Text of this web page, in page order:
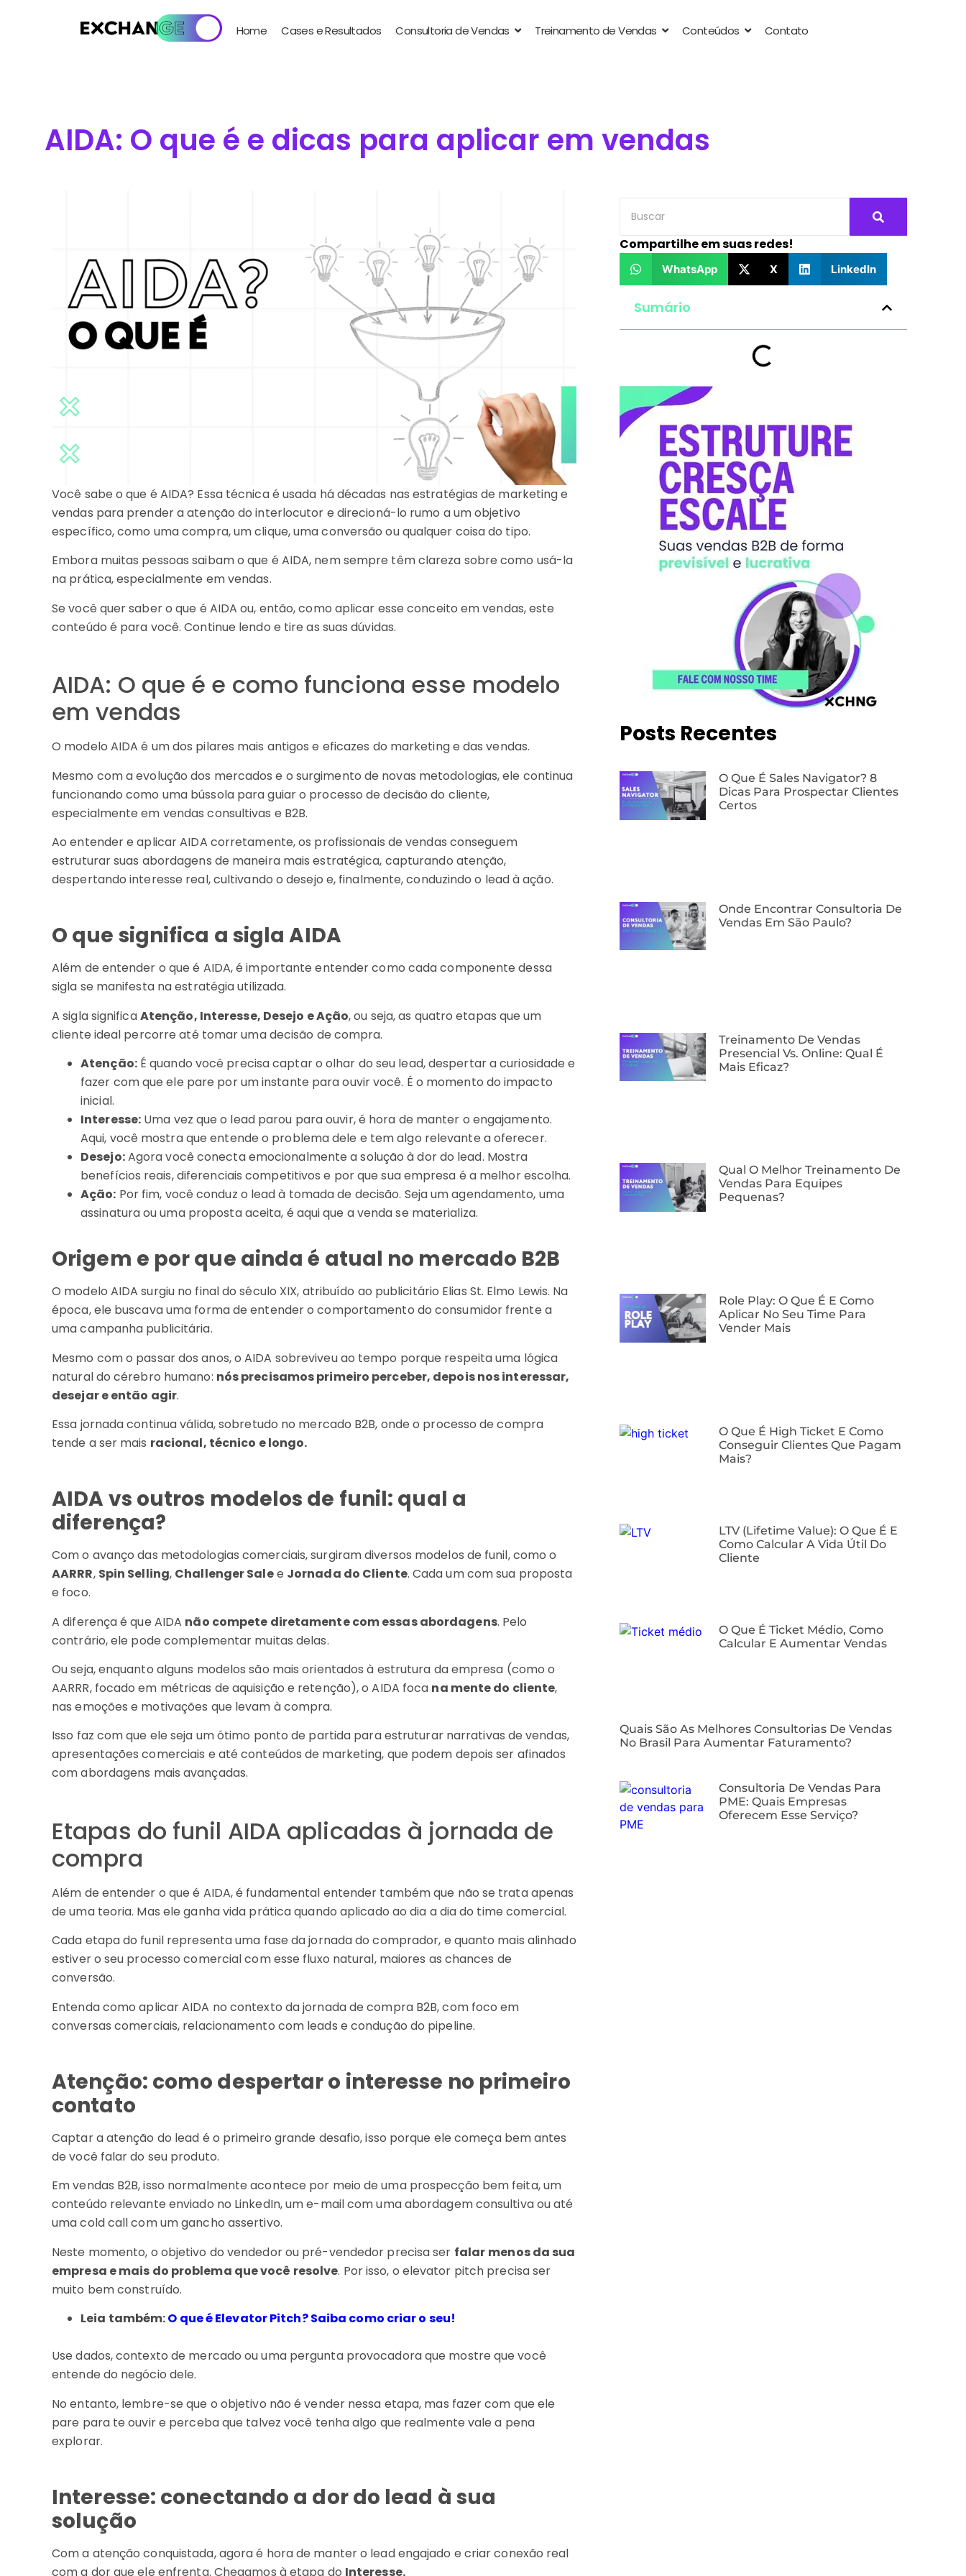
Home Cases e Resultados Consultoria de Vendas Treinamento de Vendas Conteúdos Contato
AIDA: O que é e dicas para aplicar em vendas
Você sabe o que é AIDA? Essa técnica é usada há décadas nas estratégias de marketing e
vendas para prender a atenção do interlocutor e direcioná-lo rumo a um objetivo
específico, como uma compra, um clique, uma conversão ou qualquer coisa do tipo.
Embora muitas pessoas saibam o que é AIDA, nem sempre têm clareza sobre como usá-la
na prática, especialmente em vendas.
Se você quer saber o que é AIDA ou, então, como aplicar esse conceito em vendas, este
conteúdo é para você. Continue lendo e tire as suas dúvidas.
AIDA: O que é e como funciona esse modelo
em vendas
O modelo AIDA é um dos pilares mais antigos e eficazes do marketing e das vendas.
Mesmo com a evolução dos mercados e o surgimento de novas metodologias, ele continua
funcionando como uma bússola para guiar o processo de decisão do cliente,
especialmente em vendas consultivas e B2B.
Ao entender e aplicar AIDA corretamente, os profissionais de vendas conseguem
estruturar suas abordagens de maneira mais estratégica, capturando atenção,
despertando interesse real, cultivando o desejo e, finalmente, conduzindo o lead à ação.
O que significa a sigla AIDA
Além de entender o que é AIDA, é importante entender como cada componente dessa
sigla se manifesta na estratégia utilizada.
A sigla significaAtenção, Interesse, Desejo e Ação, ou seja, as quatro etapas que um
cliente ideal percorre até tomar uma decisão de compra.
Atenção:É quando você precisa captar o olhar do seu lead, despertar a curiosidade e
fazer com que ele pare por um instante para ouvir você. É o momento do impacto
inicial.
Interesse: Uma vez que o lead parou para ouvir, é hora de manter o engajamento.
Aqui, você mostra que entende o problema dele e tem algo relevante a oferecer.
Desejo:Agora você conecta emocionalmente a solução à dor do lead. Mostra
benefícios reais, diferenciais competitivos e por que sua empresa é a melhor escolha.
Ação: Por fim, você conduz o lead à tomada de decisão. Seja um agendamento, uma
assinatura ou uma proposta aceita, é aqui que a venda se materializa.
Origem e por que ainda é atual no mercado B2B
O modelo AIDA surgiu no final do século XIX, atribuído ao publicitário Elias St. Elmo Lewis. Na
época, ele buscava uma forma de entender o comportamento do consumidor frente a
uma campanha publicitária.
Mesmo com o passar dos anos, o AIDA sobreviveu ao tempo porque respeita uma lógica
natural do cérebro humano: nós precisamos primeiro perceber, depois nos interessar,
desejar e então agir.
Essa jornada continua válida, sobretudo no mercado B2B, onde o processo de compra
tende a ser mais racional, técnico e longo.
AIDA vs outros modelos de funil: qual a
diferença?
Com o avanço das metodologias comerciais, surgiram diversos modelos de funil, como o
AARRR, Spin Selling, Challenger Salee Jornada do Cliente. Cada um com sua proposta
e foco.
A diferença é que AIDA não compete diretamente com essas abordagens. Pelo
contrário, ele pode complementar muitas delas.
Ou seja, enquanto alguns modelos são mais orientados à estrutura da empresa (como o
AARRR, focado em métricas de aquisição e retenção), o AIDA foca na mente do cliente,
nas emoções e motivações que levam à compra.
Isso faz com que ele seja um ótimo ponto de partida para estruturar narrativas de vendas,
apresentações comerciais e até conteúdos de marketing, que podem depois ser afinados
com abordagens mais avançadas.
Etapas do funil AIDA aplicadas à jornada de
compra
Além de entender o que é AIDA, é fundamental entender também que não se trata apenas
de uma teoria. Mas ele ganha vida prática quando aplicado ao dia a dia do time comercial.
Cada etapa do funil representa uma fase da jornada do comprador, e quanto mais alinhado
estiver o seu processo comercial com esse fluxo natural, maiores as chances de
conversão.
Entenda como aplicar AIDA no contexto da jornada de compra B2B, com foco em
conversas comerciais, relacionamento com leads e condução do pipeline.
Atenção: como despertar o interesse no primeiro
contato
Captar a atenção do lead é o primeiro grande desafio, isso porque ele começa bem antes
de você falar do seu produto.
Em vendas B2B, isso normalmente acontece por meio de uma prospecção bem feita, um
conteúdo relevante enviado no LinkedIn, um e-mail com uma abordagem consultiva ou até
uma cold call com um gancho assertivo.
Neste momento, o objetivo do vendedor ou pré-vendedor precisa ser falar menos da sua
empresa e mais do problema que você resolve. Por isso, o elevator pitch precisa ser
muito bem construído.
Leia também:O que é Elevator Pitch? Saiba como criar o seu!
Use dados, contexto de mercado ou uma pergunta provocadora que mostre que você
entende do negócio dele.
No entanto, lembre-se que o objetivo não é vender nessa etapa, mas fazer com que ele
pare para te ouvir e perceba que talvez você tenha algo que realmente vale a pena
explorar.
Interesse: conectando a dor do lead à sua
solução
Com a atenção conquistada, agora é hora de manter o lead engajado e criar conexão real
com a dor que ele enfrenta. Chegamos à etapa do Interesse.
Compartilhe em suas redes!
WhatsApp X LinkedIn
Sumário
Posts Recentes
O Que É Sales Navigator? 8
Dicas Para Prospectar Clientes
Certos
Onde Encontrar Consultoria De
Vendas Em São Paulo?
⁠Treinamento De Vendas
Presencial Vs. Online: Qual É
Mais Eficaz?
Qual O Melhor Treinamento De
Vendas Para Equipes
Pequenas?
Role Play: O Que É E Como
Aplicar No Seu Time Para
Vender Mais
O Que É High Ticket E Como
Conseguir Clientes Que Pagam
Mais?
LTV (Lifetime Value): O Que É E
Como Calcular A Vida Útil Do
Cliente
O Que É Ticket Médio, Como
Calcular E Aumentar Vendas
⁠Quais São As Melhores Consultorias De Vendas
No Brasil Para Aumentar Faturamento?
⁠Consultoria De Vendas Para
PME: Quais Empresas
Oferecem Esse Serviço?